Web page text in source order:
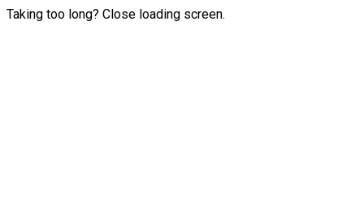
Taking too long? Close loading screen.